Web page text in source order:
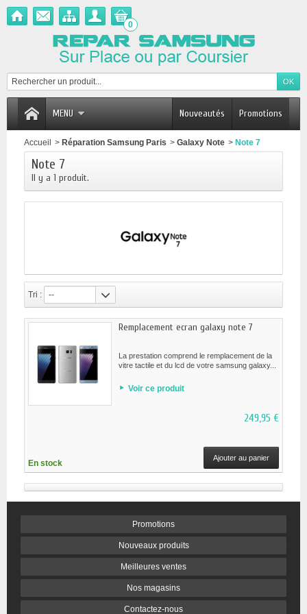
0
MENU Promotions
Nouveautés
Accueil > Réparation Samsung Paris > Galaxy Note > Note 7
Note 7
Il y a 1 produit.
Tri : --
Remplacement ecran galaxy note 7
La prestation comprend le remplacement de la
vitre tactile et du lcd de votre samsung galaxy...
Voir ce produit
249,95 €
En stock
Ajouter au panier
Promotions
Nouveaux produits
Meilleures ventes
Nos magasins
Contactez-nous